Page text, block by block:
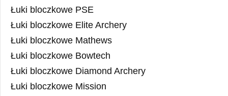
Łuki bloczkowe PSE
Łuki bloczkowe Elite Archery
Łuki bloczkowe Mathews
Łuki bloczkowe Bowtech
Łuki bloczkowe Diamond Archery
Łuki bloczkowe Mission